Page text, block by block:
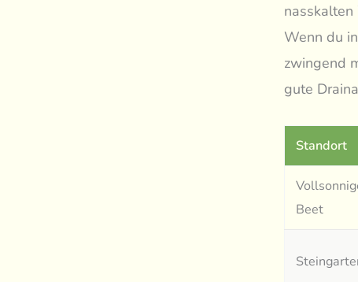
Wenn du
zwingend
gute
Standort
Beet